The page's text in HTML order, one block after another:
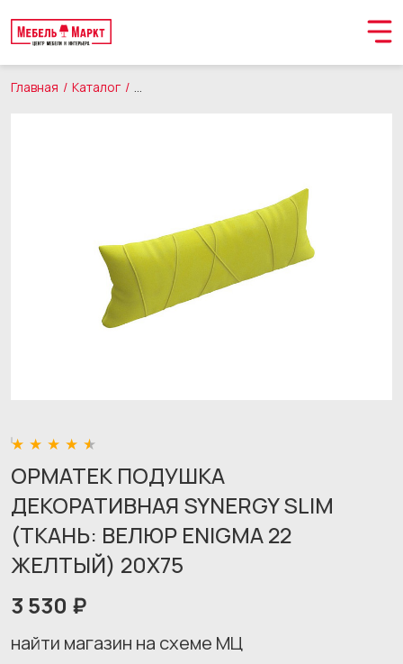
Главная Каталог Товары для дома
ОРМАТЕК ПОДУШКА
ДЕКОРАТИВНАЯ SYNERGY SLIM
(ТКАНЬ: ВЕЛЮР ENIGMA 22
ЖЕЛТЫЙ) 20X75
3 530 ₽
найти магазин на схеме МЦ
Обращение принято